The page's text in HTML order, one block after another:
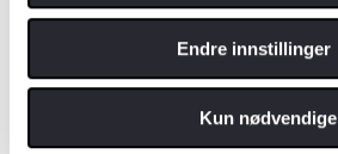
Endre innstillinger
Kun nødvendige